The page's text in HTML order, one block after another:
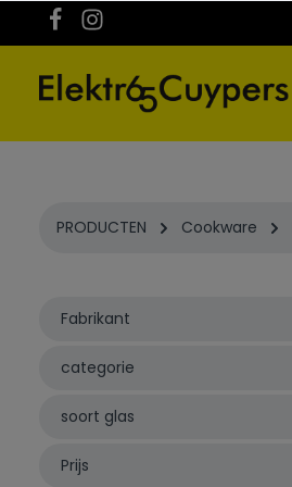
PRODUCTEN Cookware
Fabrikant
categorie
soort glas
Prijs